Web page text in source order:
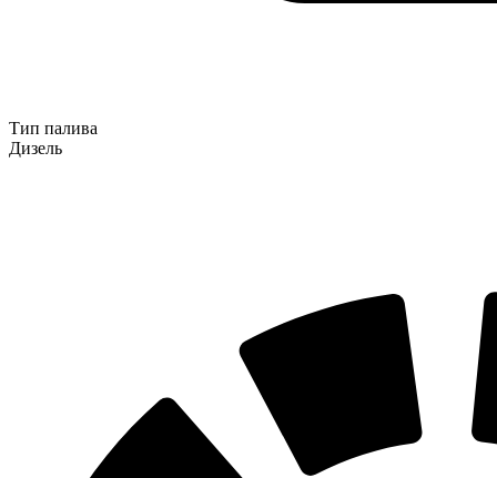
Тип палива
Дизель